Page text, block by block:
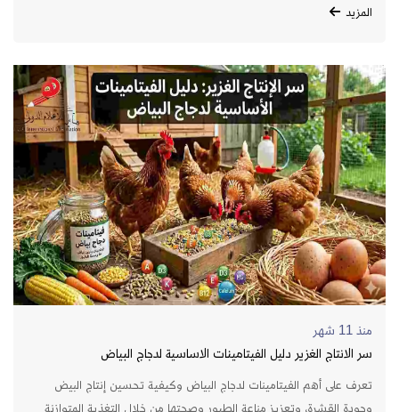
المزيد
منذ 11 شهر
سر الانتاج الغزير دليل الفيتامينات الاساسية لدجاج البياض
تعرف على أهم الفيتامينات لدجاج البياض وكيفية تحسين إنتاج البيض
وجودة القشرة، وتعزيز مناعة الطيور وصحتها من خلال التغذية المتوازنة